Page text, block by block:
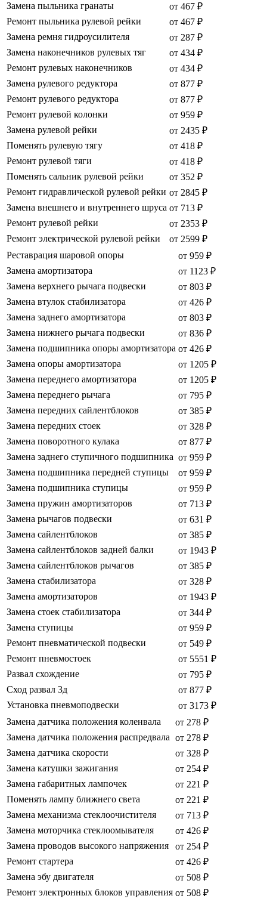
Замена пыльника гранаты
от 467 ₽
Ремонт пыльника рулевой рейки
от 467 ₽
Замена ремня гидроусилителя
от 287 ₽
Замена наконечников рулевых тяг
от 434 ₽
Ремонт рулевых наконечников
от 434 ₽
Замена рулевого редуктора
от 877 ₽
Ремонт рулевого редуктора
от 877 ₽
Ремонт рулевой колонки
от 959 ₽
Замена рулевой рейки
от 2435 ₽
Поменять рулевую тягу
от 418 ₽
Ремонт рулевой тяги
от 418 ₽
Поменять сальник рулевой рейки
от 352 ₽
Ремонт гидравлической рулевой рейки от 2845 ₽
Замена внешнего и внутреннего шруса от 713 ₽
Ремонт рулевой рейки
от 2353 ₽
Ремонт электрической рулевой рейки
от 2599 ₽
Реставрация шаровой опоры
от 959 ₽
Замена амортизатора
от 1123 ₽
Замена верхнего рычага подвески
от 803 ₽
Замена втулок стабилизатора
от 426 ₽
Замена заднего амортизатора
от 803 ₽
Замена нижнего рычага подвески
от 836 ₽
Замена подшипника опоры амортизатора от 426 ₽
Замена опоры амортизатора
от 1205 ₽
Замена переднего амортизатора
от 1205 ₽
Замена переднего рычага
от 795 ₽
Замена передних сайлентблоков
от 385 ₽
Замена передних стоек
от 328 ₽
Замена поворотного кулака
от 877 ₽
Замена заднего ступичного подшипника от 959 ₽
Замена подшипника передней ступицы
от 959 ₽
Замена подшипника ступицы
от 959 ₽
Замена пружин амортизаторов
от 713 ₽
Замена рычагов подвески
от 631 ₽
Замена сайлентблоков
от 385 ₽
Замена сайлентблоков задней балки
от 1943 ₽
Замена сайлентблоков рычагов
от 385 ₽
Замена стабилизатора
от 328 ₽
Замена амортизаторов
от 1943 ₽
Замена стоек стабилизатора
от 344 ₽
Замена ступицы
от 959 ₽
Ремонт пневматической подвески
от 549 ₽
Ремонт пневмостоек
от 5551 ₽
Развал схождение
от 795 ₽
Сход развал 3д
от 877 ₽
Установка пневмоподвески
от 3173 ₽
Замена датчика положения коленвала
от 278 ₽
Замена датчика положения распредвала от 278 ₽
Замена датчика скорости
от 328 ₽
Замена катушки зажигания
от 254 ₽
Замена габаритных лампочек
от 221 ₽
Поменять лампу ближнего света
от 221 ₽
Замена механизма стеклоочистителя
от 713 ₽
Замена моторчика стеклоомывателя
от 426 ₽
Замена проводов высокого напряжения
от 254 ₽
Ремонт стартера
от 426 ₽
Замена эбу двигателя
от 508 ₽
Ремонт электронных блоков управления от 508 ₽